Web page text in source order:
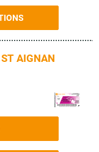
AIGNAN